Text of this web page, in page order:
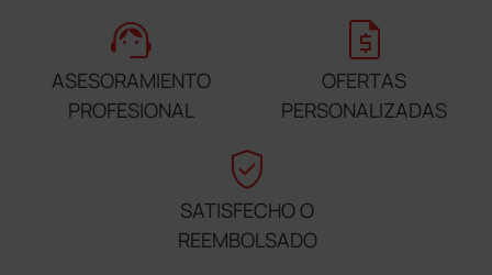
support_agent
ASESORAMIENTO
PROFESIONAL
request_quote
OFERTAS
PERSONALIZADAS
verified_user
SATISFECHO O
REEMBOLSADO